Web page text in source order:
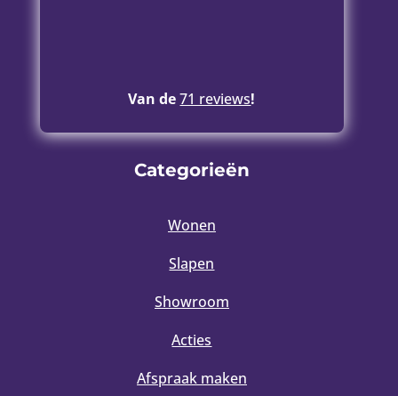
Van de71 reviews!
Categorieën
Wonen
Slapen
Showroom
Acties
Afspraak maken